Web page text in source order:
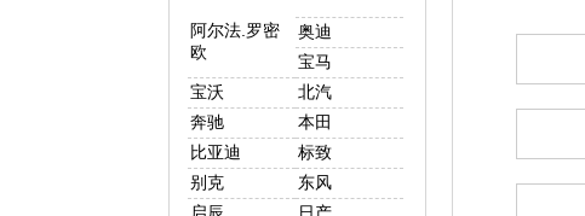
阿尔法.罗密
欧
奥迪
宝马
宝沃
北汽
奔驰
本田
比亚迪
标致
别克
东风